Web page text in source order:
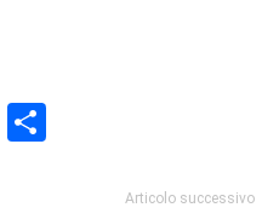
Telegram
Articolo successivo